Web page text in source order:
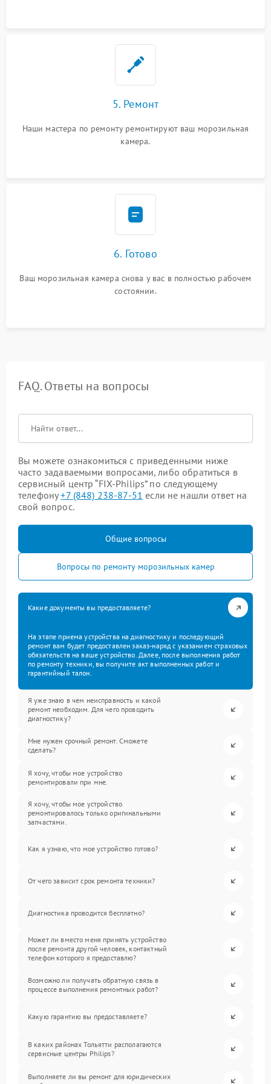
5. Ремонт
Наши мастера по ремонту ремонтируют ваш морозильная
камера.
6. Готово
Ваш морозильная камера снова у вас в полностью рабочем
состоянии.
FAQ. Ответы на вопросы
Вы можете ознакомиться с приведенными ниже
часто задаваемыми вопросами, либо обратиться в
сервисный центр “FIX-Philips” по следующему
телефону+7 (848) 238-87-51 если не нашли ответ на
свой вопрос.
Общие вопросы
Вопросы по ремонту морозильных камер
Какие документы вы предоставляете?
На этапе приема устройства на диагностику и последующий
ремонт вам будет предоставлен заказ-наряд с указанием страховых
обязательств на ваше устройство. Далее, после выполнения работ
по ремонту техники, вы получите акт выполненных работ и
гарантийный талон.
Я уже знаю в чем неисправность и какой
ремонт необходим. Для чего проводить
диагностику?
Мне нужен срочный ремонт. Сможете
сделать?
Я хочу, чтобы мое устройство
ремонтировали при мне.
Я хочу, чтобы мое устройство
ремонтировалось только оригинальными
запчастями.
Как я узнаю, что мое устройство готово?
От чего зависит срок ремонта техники?
Диагностика проводится бесплатно?
Может ли вместо меня принять устройство
после ремонта другой человек, контактный
телефон которого я предоставлю?
Возможно ли получать обратную связь в
процессе выполнения ремонтных работ?
Какую гарантию вы предоставляете?
В каких районах Тольятти располагаются
сервисные центры Philips?
Выполняете ли вы ремонт для юридических